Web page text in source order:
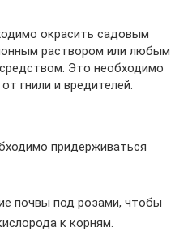
окрасить садовым
раствором или любым
Это необходимо
гнили и вредителей.
придерживаться
почвы под розами, чтобы
к корням.